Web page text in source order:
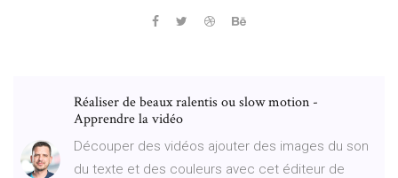
Réaliser de beaux ralentis ou slow motion -
Apprendre la vidéo
Découper des vidéos ajouter des images du son
du texte et des couleurs avec cet éditeur de